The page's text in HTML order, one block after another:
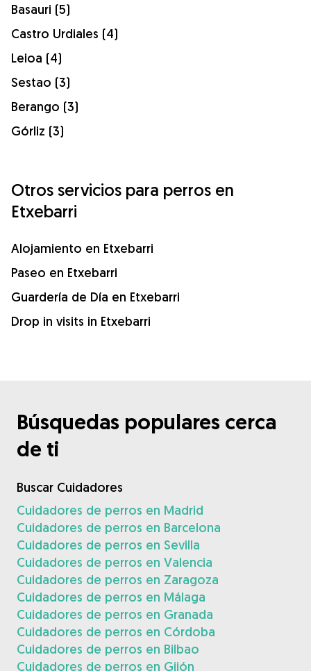
Basauri (5)
Castro Urdiales (4)
Leioa (4)
Sestao (3)
Berango (3)
Górliz (3)
Otros servicios para perros en
Etxebarri
Alojamiento en Etxebarri
Paseo en Etxebarri
Guardería de Día en Etxebarri
Drop in visits in Etxebarri
Búsquedas populares cerca
de ti
Buscar Cuidadores
Cuidadores de perros en Madrid
Cuidadores de perros en Barcelona
Cuidadores de perros en Sevilla
Cuidadores de perros en Valencia
Cuidadores de perros en Zaragoza
Cuidadores de perros en Málaga
Cuidadores de perros en Granada
Cuidadores de perros en Córdoba
Cuidadores de perros en Bilbao
Cuidadores de perros en Gijón